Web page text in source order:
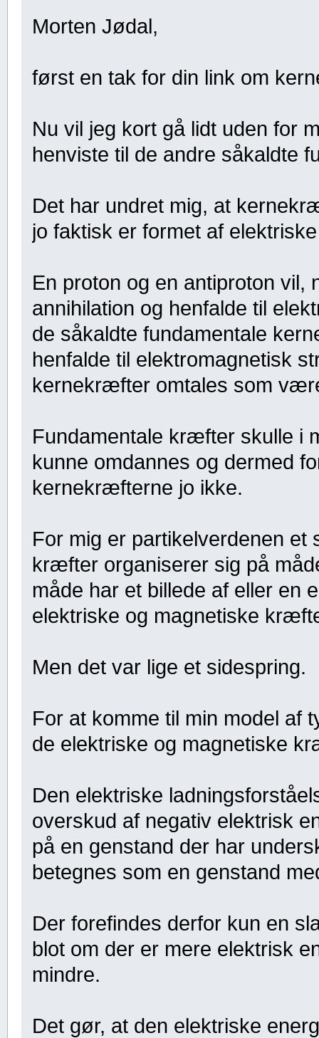
Morten Jødal,
først en tak for din link om
Nu vil jeg kort gå lidt uden for
henviste til de andre såkaldte
Det har undret mig, at
jo faktisk er formet af
En proton og en antiproton vil,
annihilation og henfalde til
de såkaldte fundamentale
henfalde til elektromagnetisk
kernekræfter omtales som
Fundamentale kræfter skulle i
kunne omdannes og dermed
kernekræfterne jo ikke.
For mig er partikelverdenen et
kræfter organiserer sig på
måde har et billede af eller en
elektriske og magnetiske
Men det var lige et sidespring.
For at komme til min model af
de elektriske og magnetiske
Den elektriske
overskud af negativ elektrisk
på en genstand der har
betegnes som en genstand
Der forefindes derfor kun en
blot om der er mere elektrisk
mindre.
Det gør, at den elektriske